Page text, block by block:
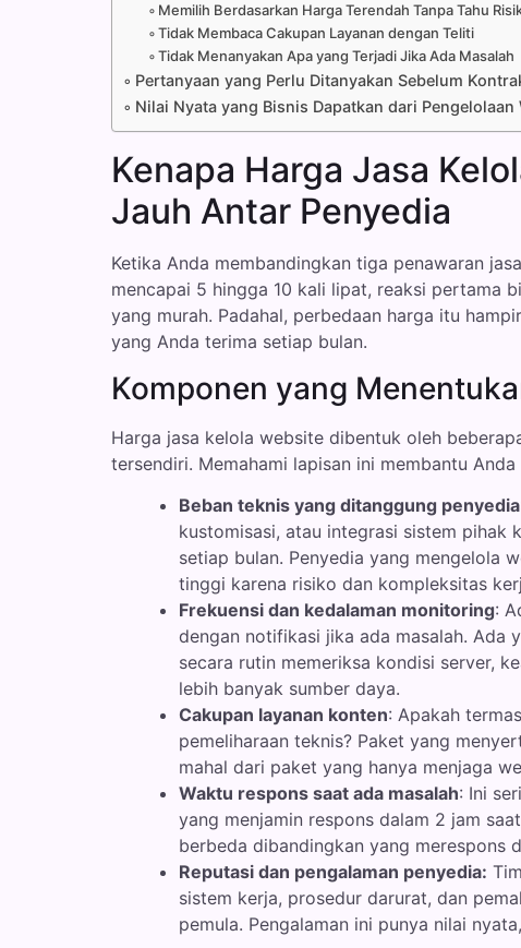
Memilih Berdasarkan Harga Terendah Tanpa Tahu
Tidak Membaca Cakupan Layanan dengan Teliti
Tidak Menanyakan Apa yang Terjadi Jika Ada Masalah
Pertanyaan yang Perlu Ditanyakan Sebelum
Nilai Nyata yang Bisnis Dapatkan dari Pengelolaan
Kenapa Harga Jasa
Jauh Antar Penyedia
Ketika Anda membandingkan tiga penawaran
mencapai 5 hingga 10 kali lipat, reaksi pertama
yang murah. Padahal, perbedaan harga itu
yang Anda terima setiap bulan.
Komponen yang
Harga jasa kelola website dibentuk oleh
tersendiri. Memahami lapisan ini membantu
Beban teknis yang ditanggung penyedia
kustomisasi, atau integrasi sistem pihak
setiap bulan. Penyedia yang mengelola
tinggi karena risiko dan kompleksitas
Frekuensi dan kedalaman monitoring:
dengan notifikasi jika ada masalah. Ada
secara rutin memeriksa kondisi server,
lebih banyak sumber daya.
Cakupan layanan konten: Apakah
pemeliharaan teknis? Paket yang
mahal dari paket yang hanya menjaga
Waktu respons saat ada masalah: Ini
yang menjamin respons dalam 2 jam
berbeda dibandingkan yang merespons
Reputasi dan pengalaman penyedia:
sistem kerja, prosedur darurat, dan
pemula. Pengalaman ini punya nilai